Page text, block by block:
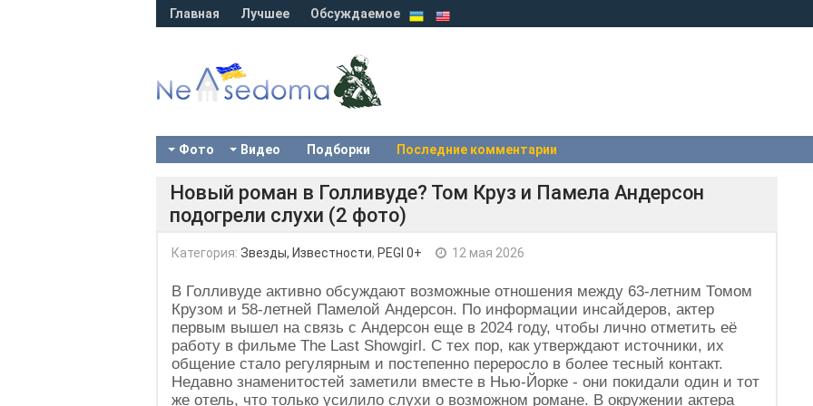
Главная Лучшее Обсуждаемое
Фото Видео Подборки Последние комментарии
Новый роман в Голливуде? Том Круз и Памела Андерсон
подогрели слухи (2 фото)
Категория: Звезды, Известности, PEGI 0+ 12 мая 2026
В Голливуде активно обсуждают возможные отношения между 63-летним Томом
Крузом и 58-летней Памелой Андерсон. По информации инсайдеров, актер
первым вышел на связь с Андерсон еще в 2024 году, чтобы лично отметить её
работу в фильме The Last Showgirl. С тех пор, как утверждают источники, их
общение стало регулярным и постепенно переросло в более тесный контакт.
Недавно знаменитостей заметили вместе в Нью-Йорке - они покидали один и тот
же отель, что только усилило слухи о возможном романе. В окружении актера